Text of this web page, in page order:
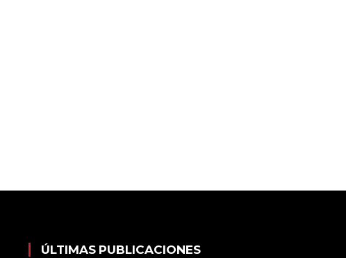
ÚLTIMAS PUBLICACIONES